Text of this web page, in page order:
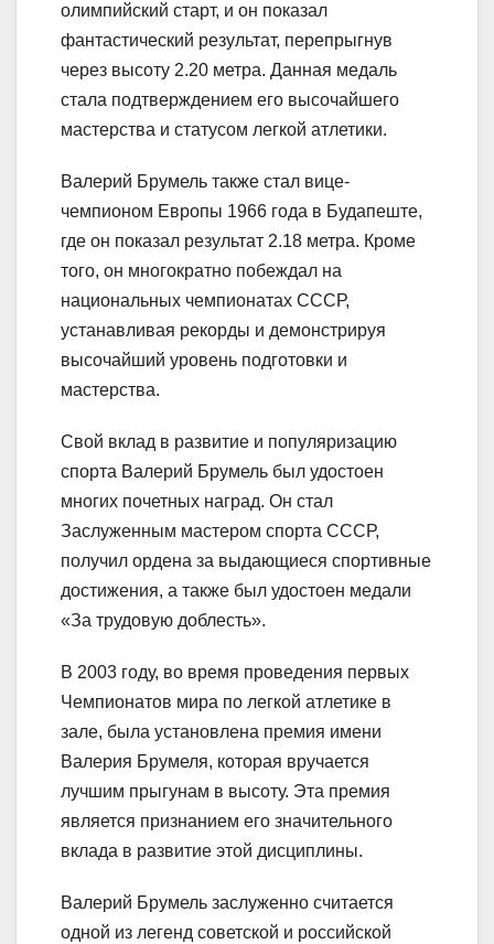
олимпийский старт, и он показал
фантастический результат, перепрыгнув
через высоту 2.20 метра. Данная медаль
стала подтверждением его высочайшего
мастерства и статусом легкой атлетики.
Валерий Брумель также стал вице-
чемпионом Европы 1966 года в Будапеште,
где он показал результат 2.18 метра. Кроме
того, он многократно побеждал на
национальных чемпионатах СССР,
устанавливая рекорды и демонстрируя
высочайший уровень подготовки и
мастерства.
Свой вклад в развитие и популяризацию
спорта Валерий Брумель был удостоен
многих почетных наград. Он стал
Заслуженным мастером спорта СССР,
получил ордена за выдающиеся спортивные
достижения, а также был удостоен медали
«За трудовую доблесть».
В 2003 году, во время проведения первых
Чемпионатов мира по легкой атлетике в
зале, была установлена премия имени
Валерия Брумеля, которая вручается
лучшим прыгунам в высоту. Эта премия
является признанием его значительного
вклада в развитие этой дисциплины.
Валерий Брумель заслуженно считается
одной из легенд советской и российской